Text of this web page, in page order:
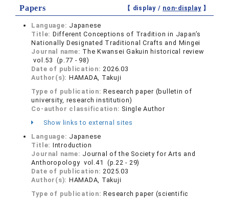
Papers 【 display / non-display】
Language: Japanese
Title: Different Conceptions of Tradition in Japan’s
Nationally Designated Traditional Crafts and Mingei
Journal name: The Kwansei Gakuin historical review
vol.53 (p.77 - 98)
Date of publication:2026.03
Author(s): HAMADA, Takuji
Type of publication:Research paper (bulletin of
university, research institution)
Co-author classification: Single Author
Show links to external sites
Language: Japanese
Title: Introduction
Journal name: Journal of the Society for Arts and
Anthoropology vol.41 (p.22 - 29)
Date of publication:2025.03
Author(s): HAMADA, Takuji
Type of publication:Research paper (scientific